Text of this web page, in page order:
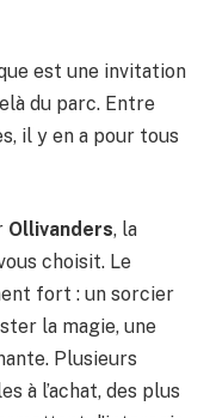
est une invitation
du parc. Entre
il y en a pour tous
Ollivanders, la
choisit. Le
fort : un sorcier
la magie, une
Plusieurs
à l’achat, des plus